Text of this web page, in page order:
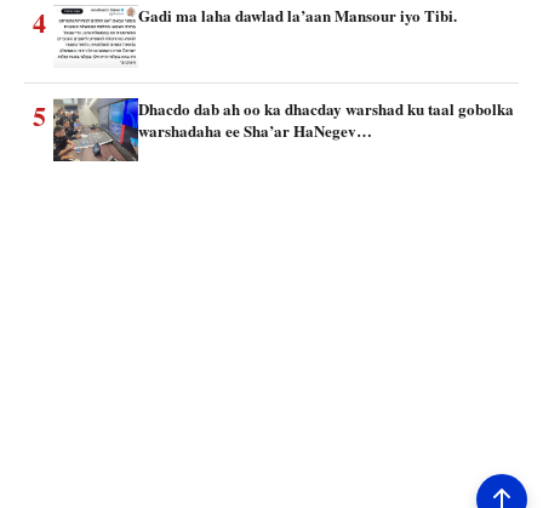
4 Gadi ma laha dawlad la’aan Mansour iyo Tibi.
5
Dhacdo dab ah oo ka dhacday warshad ku taal gobolka
warshadaha ee Sha’ar HaNegev…